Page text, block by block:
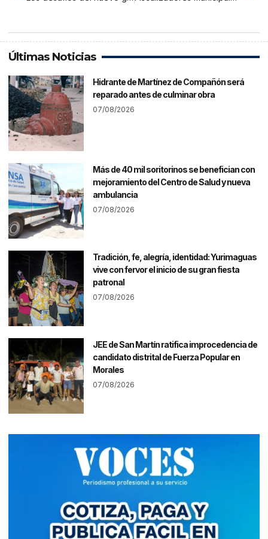
Últimas Noticias
Hidrante de Martínez de Compañón será
reparado antes de culminar obra
07/08/2026
Más de 40 mil soritorinos se benefician con
mejoramiento del Centro de Salud y nueva
ambulancia
07/08/2026
Tradición, fe, alegría, identidad: Yurimaguas
vive con fervor el inicio de su gran fiesta
patronal
07/08/2026
JEE de San Martín ratifica improcedencia de
candidato distrital de Fuerza Popular en
Morales
07/08/2026